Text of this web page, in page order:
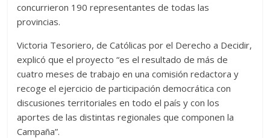
concurrieron 190 representantes de todas las
provincias.
Victoria Tesoriero, de Católicas por el Derecho a Decidir,
explicó que el proyecto “es el resultado de más de
cuatro meses de trabajo en una comisión redactora y
recoge el ejercicio de participación democrática con
discusiones territoriales en todo el país y con los
aportes de las distintas regionales que componen la
Campaña”.